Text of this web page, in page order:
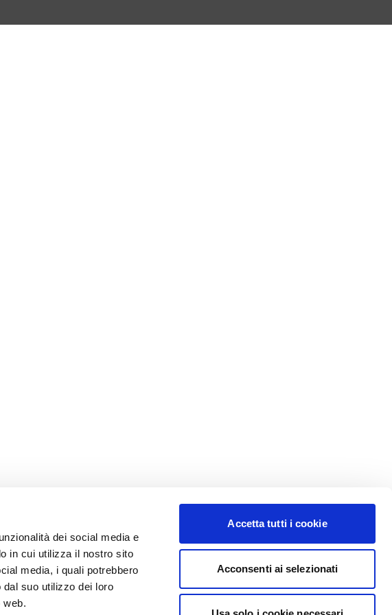
dei social media e
in cui utilizza il nostro sito
media, i quali potrebbero
suo utilizzo dei loro
web.
Accetta tutti i cookie
Acconsenti ai selezionati